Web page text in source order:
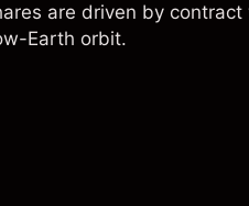
are driven by
Earth orbit.